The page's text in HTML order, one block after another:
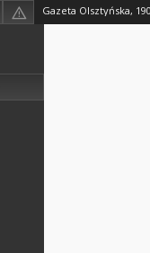
Gazeta Olsztyńska,